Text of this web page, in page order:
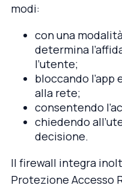
modi:
con una
determina
l’utente;
bloccando l’app
alla rete;
consentendo
chiedendo
decisione.
Il firewall integra
Protezione Accesso